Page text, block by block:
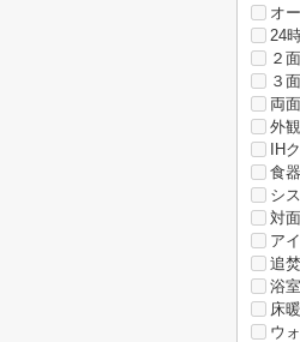
オ
24
２
３
両
外
IH
食
シ
対
ア
追
浴
床
ウ